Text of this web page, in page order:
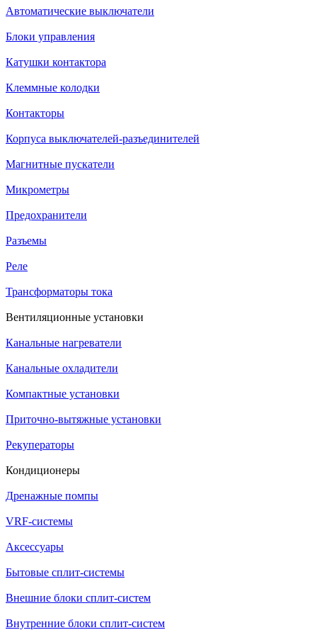
Автоматические выключатели
Блоки управления
Катушки контактора
Клеммные колодки
Контакторы
Корпуса выключателей-разъединителей
Магнитные пускатели
Микрометры
Предохранители
Разъемы
Реле
Трансформаторы тока
Вентиляционные установки
Канальные нагреватели
Канальные охладители
Компактные установки
Приточно-вытяжные установки
Рекуператоры
Кондиционеры
Дренажные помпы
VRF-системы
Аксессуары
Бытовые сплит-системы
Внешние блоки сплит-систем
Внутренние блоки сплит-систем